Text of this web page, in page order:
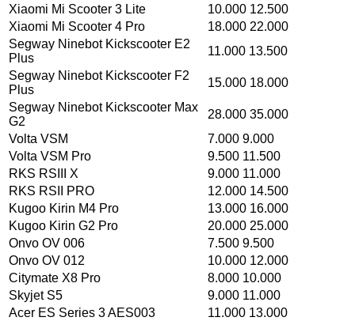
Xiaomi Mi Scooter 3 Lite
10.000 12.500
Xiaomi Mi Scooter 4 Pro
18.000 22.000
Segway Ninebot Kickscooter E2
Plus
11.000 13.500
Segway Ninebot Kickscooter F2
Plus
15.000 18.000
Segway Ninebot Kickscooter Max
G2
28.000 35.000
Volta VSM
7.000 9.000
Volta VSM Pro
9.500 11.500
RKS RSIII X
9.000 11.000
RKS RSII PRO
12.000 14.500
Kugoo Kirin M4 Pro
13.000 16.000
Kugoo Kirin G2 Pro
20.000 25.000
Onvo OV 006
7.500 9.500
Onvo OV 012
10.000 12.000
Citymate X8 Pro
8.000 10.000
Skyjet S5
9.000 11.000
Acer ES Series 3 AES003
11.000 13.000